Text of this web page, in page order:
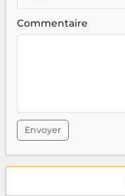
Commentaire
Envoyer